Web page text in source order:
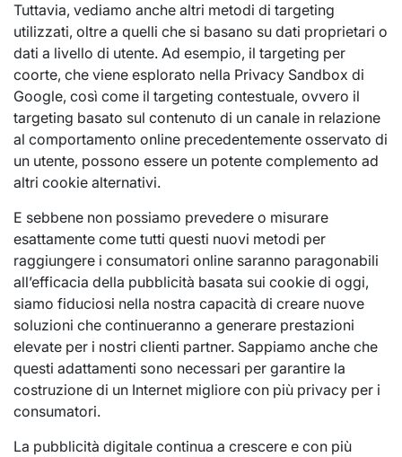
Tuttavia, vediamo anche altri metodi di targeting
utilizzati, oltre a quelli che si basano su dati proprietari o
dati a livello di utente. Ad esempio, il targeting per
coorte, che viene esplorato nella Privacy Sandbox di
Google, così come il targeting contestuale, ovvero il
targeting basato sul contenuto di un canale in relazione
al comportamento online precedentemente osservato di
un utente, possono essere un potente complemento ad
altri cookie alternativi.
E sebbene non possiamo prevedere o misurare
esattamente come tutti questi nuovi metodi per
raggiungere i consumatori online saranno paragonabili
all’efficacia della pubblicità basata sui cookie di oggi,
siamo fiduciosi nella nostra capacità di creare nuove
soluzioni che continueranno a generare prestazioni
elevate per i nostri clienti partner. Sappiamo anche che
questi adattamenti sono necessari per garantire la
costruzione di un Internet migliore con più privacy per i
consumatori.
La pubblicità digitale continua a crescere e con più